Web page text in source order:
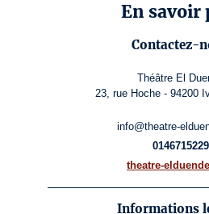
En savoir
Contactez-
Théâtre El
23, rue Hoche - 94200
info@theatre-
0146715229
theatre-
Informations